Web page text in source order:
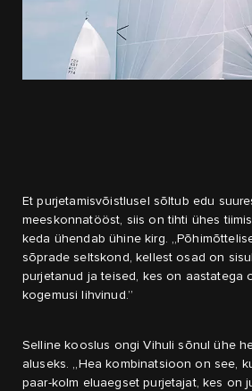
Et purjetamisvõistlusel sõltub edu
meeskonnatööst, siis on tihti ühes
keda ühendab ühine kirg.
sõprade seltskond, kellest osad on
purjetanud ja teised, kes on aastatega
kogemusi lihvinud.”
Selline kooslus ongi Vihuli sõnul ühe
aluseks. „Hea kombinatsioon on see,
paar-kolm eluaegset purjetajat, kes on